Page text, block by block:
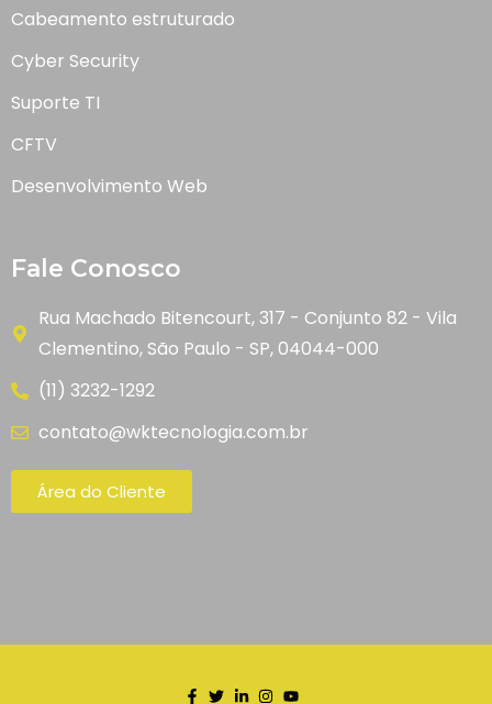
Cabeamento estruturado
Cyber Security
Suporte TI
CFTV
Desenvolvimento Web
Fale Conosco
Rua Machado Bitencourt, 317 - Conjunto 82 - Vila
Clementino, São Paulo - SP, 04044-000
(11) 3232-1292
contato@wktecnologia.com.br
Área do Cliente